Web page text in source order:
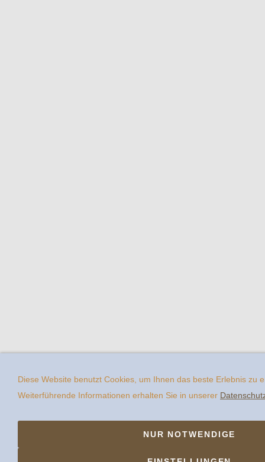
Diese Website benutzt Cookies, um Ihnen das beste Erlebnis zu
Weiterführende Informationen erhalten Sie in unserer
NUR NOTWENDIGE